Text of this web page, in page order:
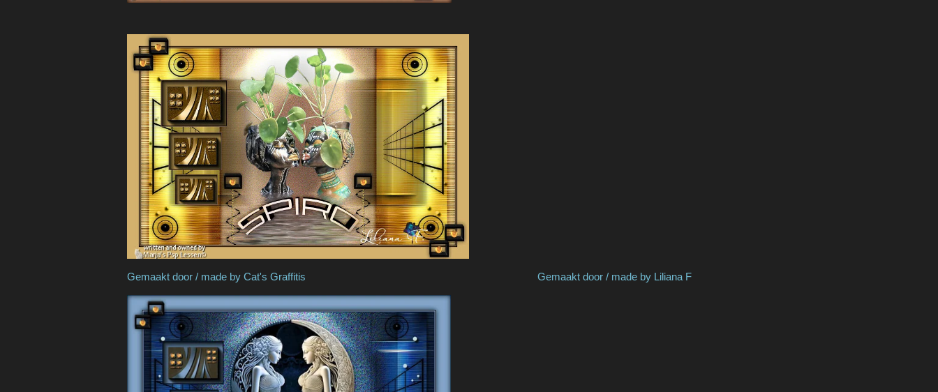
Gemaakt door / made by Cat's Graffitis Gemaakt door / made by Liliana F